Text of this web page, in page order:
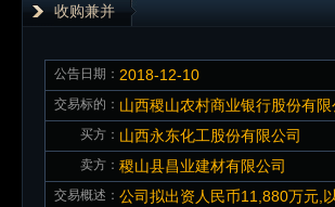
收购兼并
公告日期： 2018-12-10
交易标的： 山西稷山农村商业银行股份有
买方： 山西永东化工股份有限公司
卖方： 稷山县昌业建材有限公司
交易概述： 公司拟出资人民币11,880万元,